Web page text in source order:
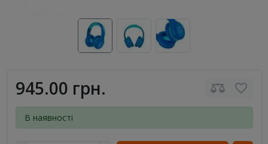
945.00 грн.
В наявності